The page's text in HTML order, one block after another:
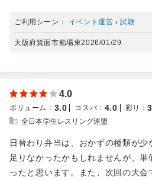
ご利用シーン： イベント運営 ›試験
大阪府箕面市船場東2026/01/29
4.0
ボリューム ： 3.0 コスパ ： 4.0 彩り ：
全日本学生レスリング連盟
日替わり弁当は、おかずの種類が
足りなかったかもしれませんが、
ったと思います。また、次回の大